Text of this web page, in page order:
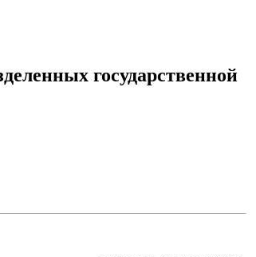
государственной